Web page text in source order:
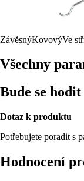
ZávěsnýKovovýVe
Všechny
Bude se hodit
Dotaz k produktu
Potřebujete poradit s
Hodnocení